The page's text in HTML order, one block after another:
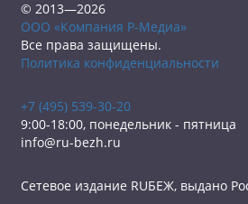
© 2013—2026
ООО «Компания Р-Медиа»
Все права защищены.
Политика конфиденциальности
+7 (495) 539-30-20
9:00-18:00, понедельник - пятница
info@ru-bezh.ru
Сетевое издание RUБЕЖ, выдано